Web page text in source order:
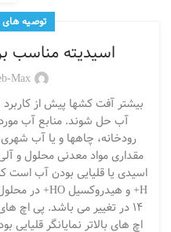
توصیه
اسیدیته مناسب
Max
بیشتر آفت کشها پیش از
آب حل شوند. منابع آب
رودخانه، چاهها و یا آب
اسیدی یا قلیایی بودن آب است
14 در تغییر می باشد. پی اچ